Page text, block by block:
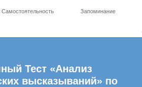
Самостоятельность Запоминание
Тест «Анализ
высказываний» по